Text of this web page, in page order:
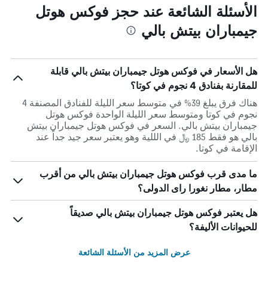
الأسئلة الشائعة عند حجز فوكس هوتل
جيمباران بيتش بالي
هل الأسعار في فوكس هوتل جيمباران بيتش بالي قابلة
للمقارنة بفنادق 4 نجوم في كوتا؟
هناك فرق يبلغ 39% في متوسط ​​سعر الليلة للفنادق المصنفة 4
نجوم في كوتا ومتوسط ​​سعر الليلة الواحدة فوكس هوتل
جيمباران بيتش بالي. السعر في فوكس هوتل جيمباران بيتش
بالي هو فقط 185 ﷼ في الللية وهو يعتبر سعر جيد جداً عند
الإقامة في كوتا.
ما مدى قرب فوكس هوتل جيمباران بيتش بالي من أقرب
مطار، مطار نغورا راى الدولى؟
هل يعتبر فوكس هوتل جيمباران بيتش بالي صديقاً
للحيوانات الأليفة؟
عرض المزيد من الأسئلة الشائعة